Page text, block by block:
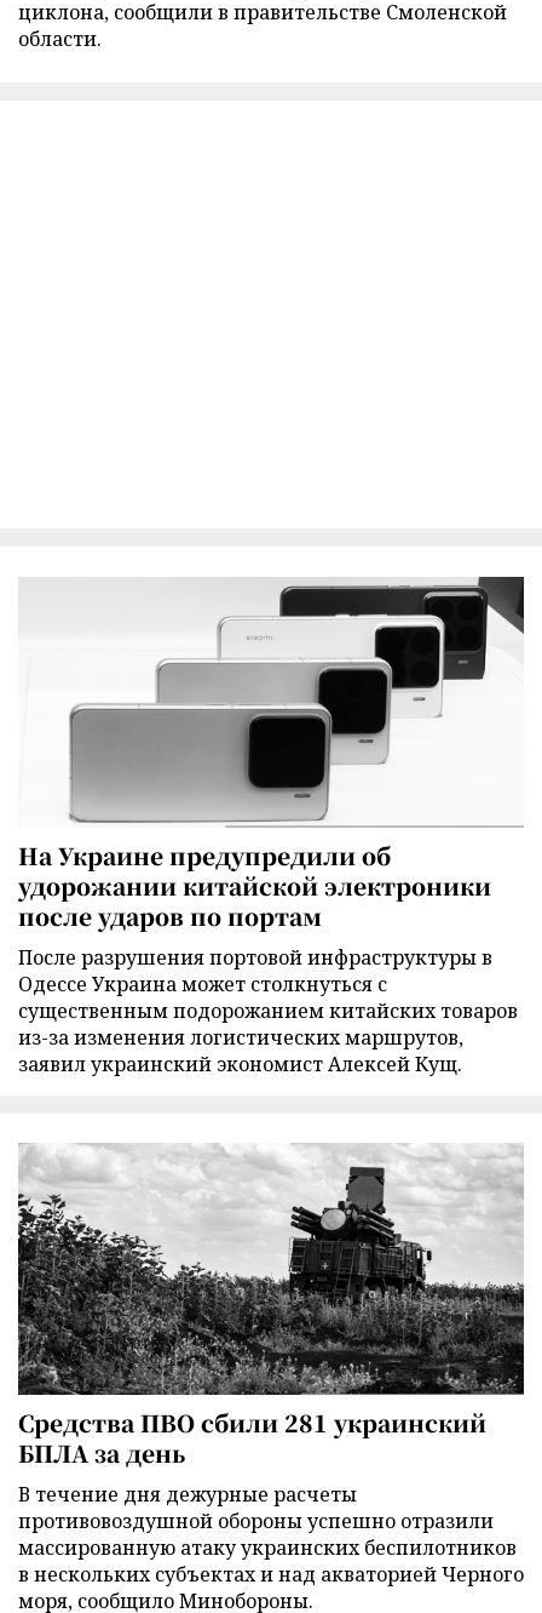
циклона, сообщили в правительстве Смоленской
области.
На Украине предупредили об
удорожании китайской электроники
после ударов по портам
После разрушения портовой инфраструктуры в
Одессе Украина может столкнуться с
существенным подорожанием китайских товаров
из-за изменения логистических маршрутов,
заявил украинский экономист Алексей Кущ.
Средства ПВО сбили 281 украинский
БПЛА за день
В течение дня дежурные расчеты
противовоздушной обороны успешно отразили
массированную атаку украинских беспилотников
в нескольких субъектах и над акваторией Черного
моря, сообщило Минобороны.